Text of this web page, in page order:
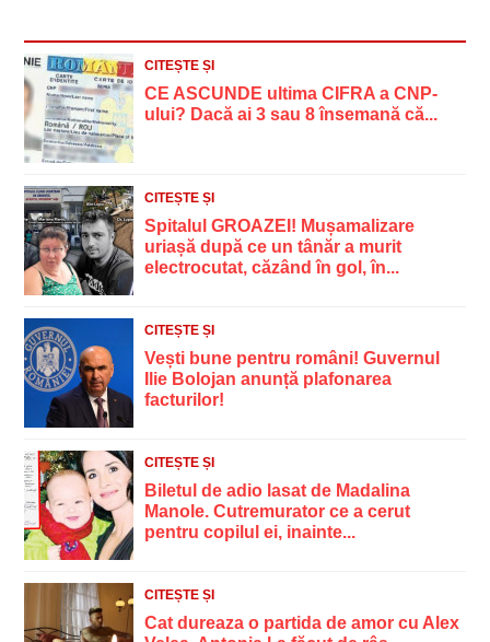
CITEȘTE ȘI
CE ASCUNDE ultima CIFRA a CNP-
ului? Dacă ai 3 sau 8 însemană că...
CITEȘTE ȘI
Spitalul GROAZEI! Mușamalizare
uriașă după ce un tânăr a murit
electrocutat, căzând în gol, în...
CITEȘTE ȘI
Vești bune pentru români! Guvernul
Ilie Bolojan anunță plafonarea
facturilor!
CITEȘTE ȘI
Biletul de adio lasat de Madalina
Manole. Cutremurator ce a cerut
pentru copilul ei, inainte...
CITEȘTE ȘI
Cat dureaza o partida de amor cu Alex